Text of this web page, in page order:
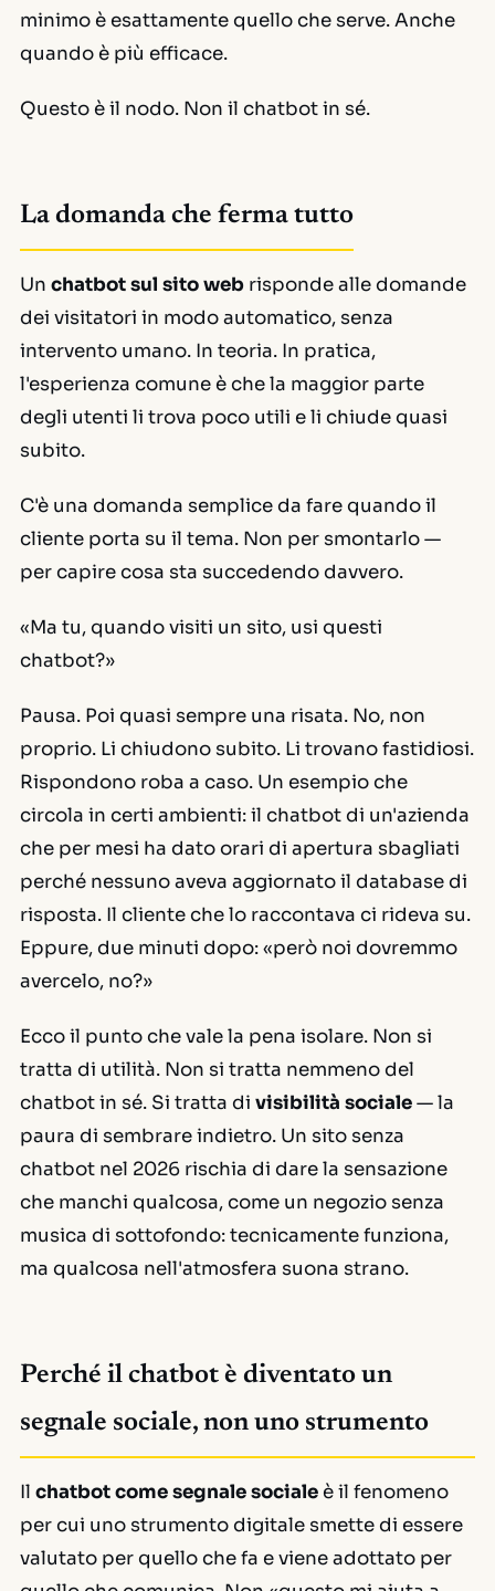
minimo è esattamente quello che serve. Anche
quando è più efficace.
Questo è il nodo. Non il chatbot in sé.
La domanda che ferma tutto
Un chatbot sul sito web risponde alle domande
dei visitatori in modo automatico, senza
intervento umano. In teoria. In pratica,
l'esperienza comune è che la maggior parte
degli utenti li trova poco utili e li chiude quasi
subito.
C'è una domanda semplice da fare quando il
cliente porta su il tema. Non per smontarlo —
per capire cosa sta succedendo davvero.
«Ma tu, quando visiti un sito, usi questi
chatbot?»
Pausa. Poi quasi sempre una risata. No, non
proprio. Li chiudono subito. Li trovano fastidiosi.
Rispondono roba a caso. Un esempio che
circola in certi ambienti: il chatbot di un'azienda
che per mesi ha dato orari di apertura sbagliati
perché nessuno aveva aggiornato il database di
risposta. Il cliente che lo raccontava ci rideva su.
Eppure, due minuti dopo:«però noi dovremmo
avercelo, no?»
Ecco il punto che vale la pena isolare. Non si
tratta di utilità. Non si tratta nemmeno del
chatbot in sé. Si tratta di visibilità sociale— la
paura di sembrare indietro. Un sito senza
chatbot nel 2026 rischia di dare la sensazione
che manchi qualcosa, come un negozio senza
musica di sottofondo: tecnicamente funziona,
ma qualcosa nell'atmosfera suona strano.
Perché il chatbot è diventato un
segnale sociale, non uno strumento
Il chatbot come segnale socialeè il fenomeno
per cui uno strumento digitale smette di essere
valutato per quello che fa e viene adottato per